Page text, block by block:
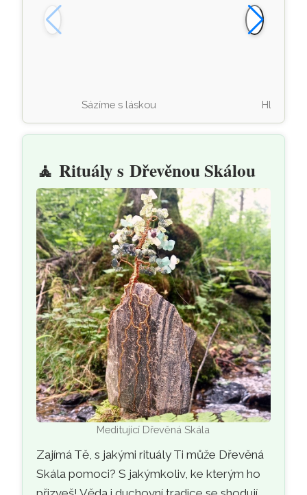
Sázíme s láskou Hloubení
🧘Rituály s Dřevěnou Skálou
Meditující Dřevěná Skála
Zajímá Tě, s jakými rituály Ti může Dřevěná
Skála pomoci? S jakýmkoliv, ke kterým ho